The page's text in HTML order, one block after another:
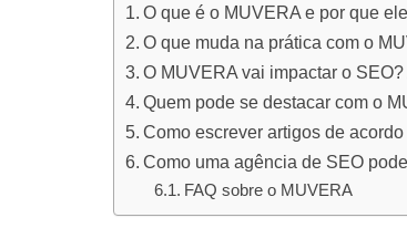
O que é o MUVERA e por que
O que muda na prática com o
O MUVERA vai impactar o
Quem pode se destacar com o
Como escrever artigos de
Como uma agência de SEO
FAQ sobre o MUVERA